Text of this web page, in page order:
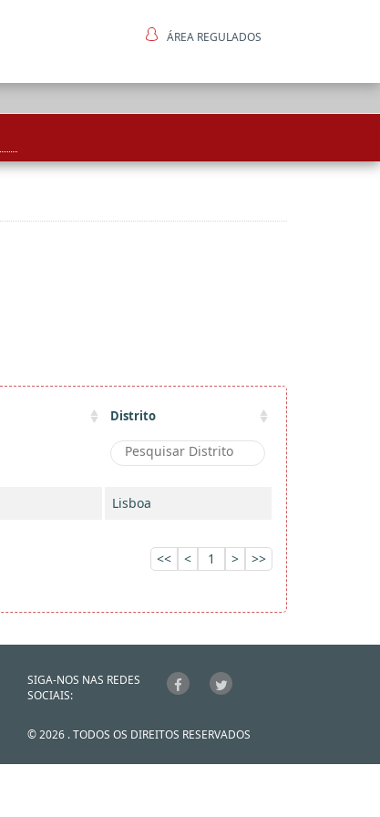
ÁREA REGULADOS
Distrito
Lisboa
<< < 1 > >>
SIGA-NOS NAS REDES
SOCIAIS:
© 2026 . TODOS OS DIREITOS RESERVADOS